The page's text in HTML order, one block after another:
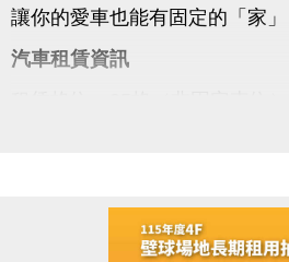
讓你的愛車也能有固定的「家」
汽車租賃資訊
租期：115年1月1日至115年12